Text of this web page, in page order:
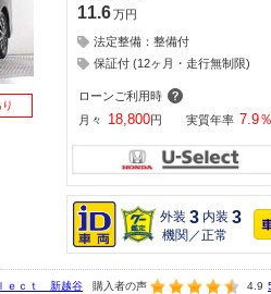
11.6万円
法定整備：整備付
保証付 (12ヶ月・走行無制限)
ローンご利用時
月々
18,800円 実質年率 7.9％
外装 3 内装 3
機関／正常
ｅｃｔ 新越谷 購入者の声 4.9